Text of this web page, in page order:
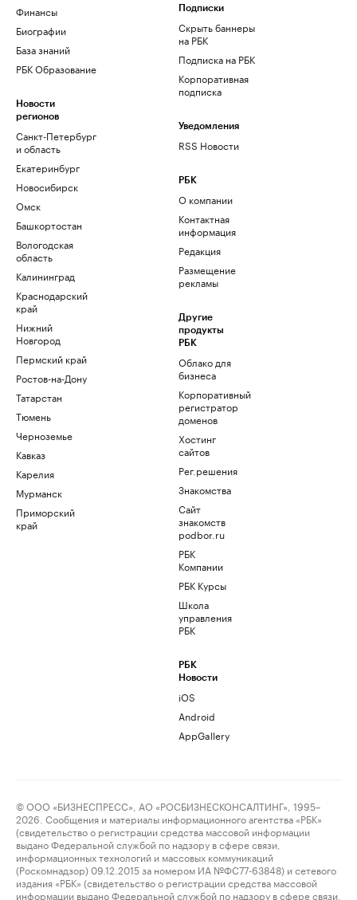
Финансы
Биографии
База знаний
РБК Образование
Новости
регионов
Санкт-Петербург
и область
Екатеринбург
Новосибирск
Омск
Башкортостан
Вологодская
область
Калининград
Краснодарский
край
Нижний
Новгород
Пермский край
Ростов-на-Дону
Татарстан
Тюмень
Черноземье
Кавказ
Карелия
Мурманск
Приморский
край
Подписки
Скрыть баннеры
на РБК
Подписка на РБК
Корпоративная
подписка
Уведомления
RSS Новости
РБК
О компании
Контактная
информация
Редакция
Размещение
рекламы
Другие
продукты
РБК
Облако для
бизнеса
Корпоративный
регистратор
доменов
Хостинг
сайтов
Рег.решения
Знакомства
Сайт
знакомств
podbor.ru
РБК
Компании
РБК Курсы
Школа
управления
РБК
РБК
Новости
iOS
Android
AppGallery
© ООО «БИЗНЕСПРЕСС», АО «РОСБИЗНЕСКОНСАЛТИНГ», 1995–
2026. Сообщения и материалы информационного агентства «РБК»
(свидетельство о регистрации средства массовой информации
выдано Федеральной службой по надзору в сфере связи,
информационных технологий и массовых коммуникаций
(Роскомнадзор) 09.12.2015 за номером ИА №ФС77-63848) и сетевого
издания «РБК» (свидетельство о регистрации средства массовой
информации выдано Федеральной службой по надзору в сфере связи,